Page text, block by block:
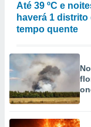
Até 39 ºC e
haverá 1
tempo quente